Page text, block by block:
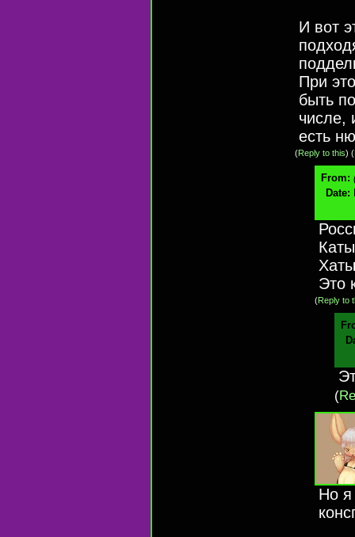
И вот
При
быть
числе,
есть
(Reply to this) (
From:
Date:
Это
(Reply to
(
Но я